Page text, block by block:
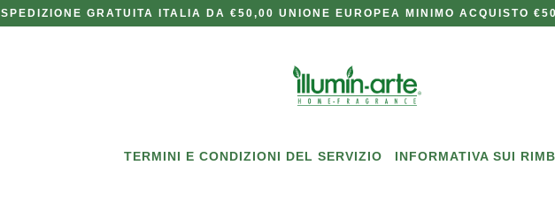
SPEDIZIONE GRATUITA ITALIA DA €50,00 UNIONE EUROPEA MINIMO ACQUISTO
TERMINI E CONDIZIONI DEL SERVIZIO INFORMATIVA SUI